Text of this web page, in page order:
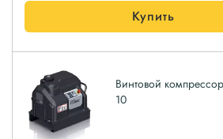
Купить
Винтовой
10